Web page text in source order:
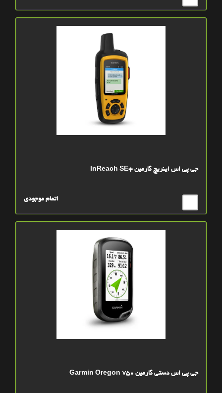
جی پی اس اینریچ گارمین +InReach SE
اتمام موجودی
جی پی اس دستی گارمین Garmin Oregon 750